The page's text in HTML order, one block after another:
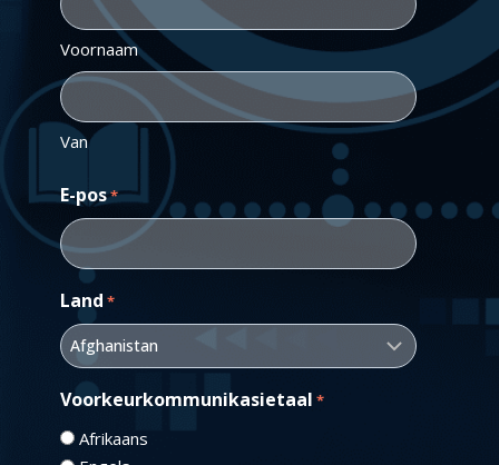
Voornaam
Van
E-pos*
Land *
Voorkeurkommunikasietaal *
Afrikaans